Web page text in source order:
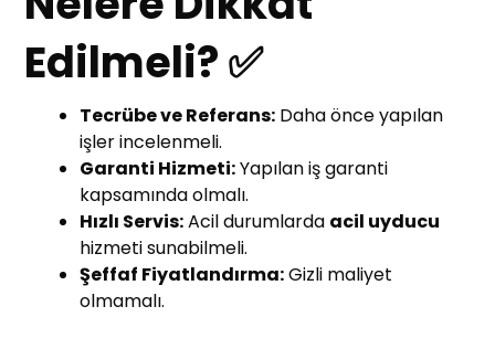
Edilmeli? ✅
Tecrübe ve Referans: Daha önce yapılan
işler incelenmeli.
Garanti Hizmeti:Yapılan iş garanti
kapsamında olmalı.
Hızlı Servis:Acil durumlarda acil uyducu
hizmeti sunabilmeli.
Şeffaf Fiyatlandırma:Gizli maliyet
olmamalı.